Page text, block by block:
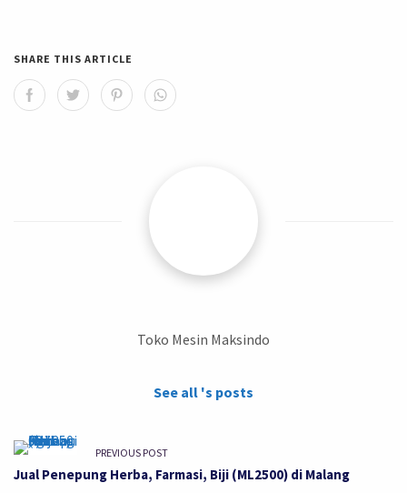
SHARE THIS ARTICLE
Toko Mesin Maksindo
See all 's posts
PREVIOUS POST
Jual Penepung Herba, Farmasi, Biji (ML2500) di Malang